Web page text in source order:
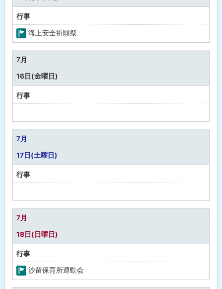
行事
町
の
行
事
海上安全祈願祭
7月
16日(金曜日)
行事
定
な
し
7月
17日(土曜日)
行事
定
な
し
7月
18日(日曜日)
行事
町
沙留保育所運動会